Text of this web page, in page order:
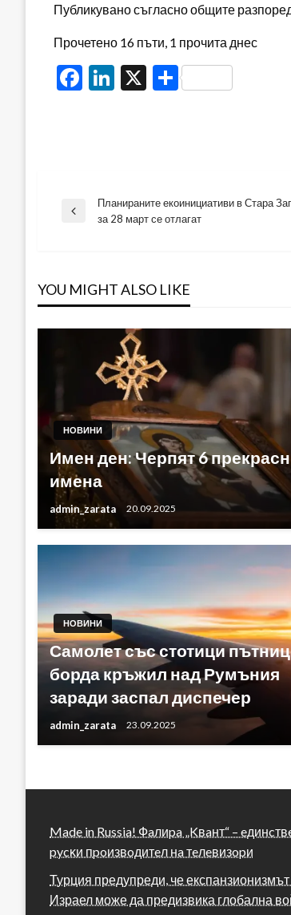
Публикувано съгласно общите
Прочетено 16 пъти, 1 прочита днес
Facebook
LinkedIn
X Share
Навигация
Previous
Планираните екоинициативи в Стара
за 28 март се отлагат
YOU MIGHT ALSO LIKE
НОВИНИ
Имен ден: Черпят 6
имена
admin_zarata 20.09.2025
НОВИНИ
Самолет със стотици
борда кръжил над Румъния
заради заспал диспечер
admin_zarata 23.09.2025
Made in Russia! Фaлиpa „Kвaнт“ –
pycĸи пpoизвoдитeл нa тeлeвизopи
Турция предупреди, че експанзионизмът
Израел може да предизвика глобална